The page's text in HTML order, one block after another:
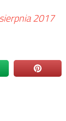
2017